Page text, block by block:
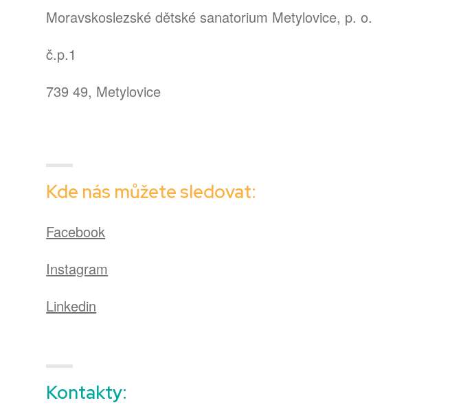
Moravskoslezské dětské sanatorium Metylovice, p. o.
č.p.1
739 49, Metylovice
Kde nás můžete sledovat:
Facebook
Instagram
Linkedin
Kontakty: